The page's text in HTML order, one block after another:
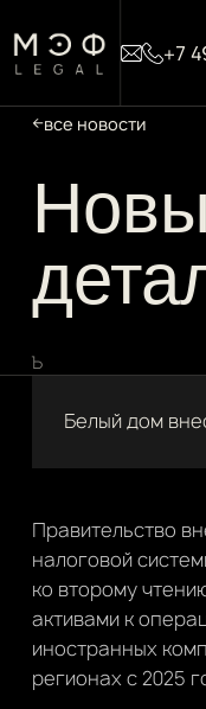
+7
все новости
Ъ
Белый дом
Правительство
налоговой
ко второму
активами к
иностранных
регионах с 2025